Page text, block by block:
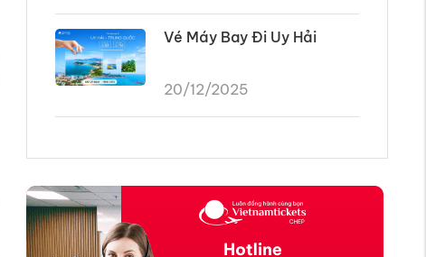
Vé Máy Bay Đi Uy Hải
20/12/2025